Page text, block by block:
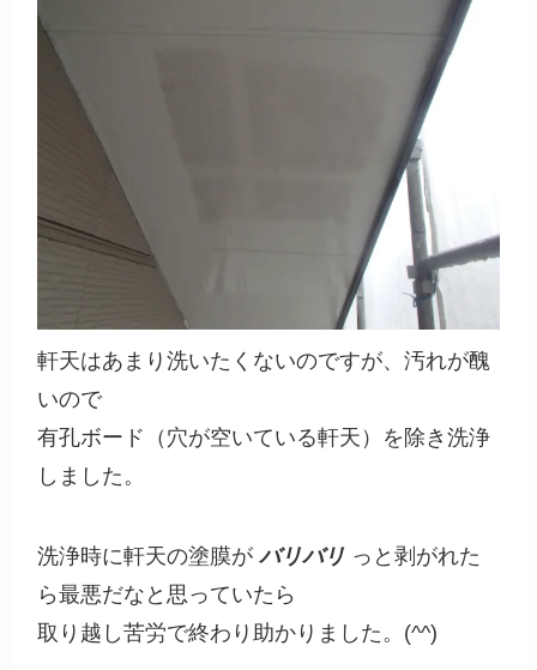
軒天はあまり洗いたくないのですが、汚れが醜
いので
有孔ボード（穴が空いている軒天）を除き洗浄
しました。
洗浄時に軒天の塗膜がバリバリ っと剥がれた
ら最悪だなと思っていたら
取り越し苦労で終わり助かりました。(^^)